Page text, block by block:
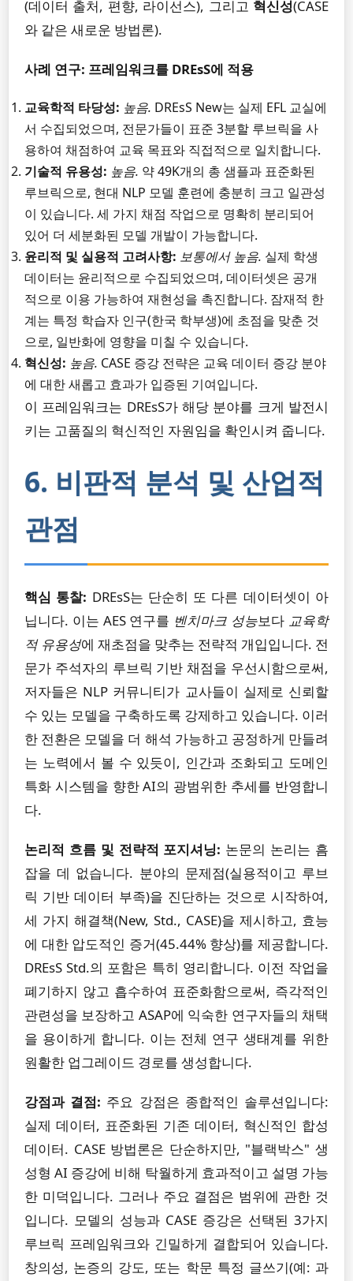
(데이터 출처, 편향, 라이선스), 그리고 혁신성(CASE
와 같은 새로운 방법론).
사례 연구: 프레임워크를 DREsS에 적용
교육학적 타당성: 높음. DREsS New는 실제 EFL 교실에
서 수집되었으며, 전문가들이 표준 3분할 루브릭을 사
용하여 채점하여 교육 목표와 직접적으로 일치합니다.
기술적 유용성: 높음. 약 49K개의 총 샘플과 표준화된
루브릭으로, 현대 NLP 모델 훈련에 충분히 크고 일관성
이 있습니다. 세 가지 채점 작업으로 명확히 분리되어
있어 더 세분화된 모델 개발이 가능합니다.
윤리적 및 실용적 고려사항: 보통에서 높음. 실제 학생
데이터는 윤리적으로 수집되었으며, 데이터셋은 공개
적으로 이용 가능하여 재현성을 촉진합니다. 잠재적 한
계는 특정 학습자 인구(한국 학부생)에 초점을 맞춘 것
으로, 일반화에 영향을 미칠 수 있습니다.
혁신성: 높음. CASE 증강 전략은 교육 데이터 증강 분야
에 대한 새롭고 효과가 입증된 기여입니다.
이 프레임워크는 DREsS가 해당 분야를 크게 발전시
키는 고품질의 혁신적인 자원임을 확인시켜 줍니다.
6. 비판적 분석 및 산업적
관점
핵심 통찰: DREsS는 단순히 또 다른 데이터셋이 아
닙니다. 이는 AES 연구를 벤치마크 성능보다 교육학
적 유용성에 재초점을 맞추는 전략적 개입입니다. 전
문가 주석자의 루브릭 기반 채점을 우선시함으로써,
저자들은 NLP 커뮤니티가 교사들이 실제로 신뢰할
수 있는 모델을 구축하도록 강제하고 있습니다. 이러
한 전환은 모델을 더 해석 가능하고 공정하게 만들려
는 노력에서 볼 수 있듯이, 인간과 조화되고 도메인
특화 시스템을 향한 AI의 광범위한 추세를 반영합니
다.
논리적 흐름 및 전략적 포지셔닝: 논문의 논리는 흠
잡을 데 없습니다. 분야의 문제점(실용적이고 루브
릭 기반 데이터 부족)을 진단하는 것으로 시작하여,
세 가지 해결책(New, Std., CASE)을 제시하고, 효능
에 대한 압도적인 증거(45.44% 향상)를 제공합니다.
DREsS Std.의 포함은 특히 영리합니다. 이전 작업을
폐기하지 않고 흡수하여 표준화함으로써, 즉각적인
관련성을 보장하고 ASAP에 익숙한 연구자들의 채택
을 용이하게 합니다. 이는 전체 연구 생태계를 위한
원활한 업그레이드 경로를 생성합니다.
강점과 결점: 주요 강점은 종합적인 솔루션입니다:
실제 데이터, 표준화된 기존 데이터, 혁신적인 합성
데이터. CASE 방법론은 단순하지만, "블랙박스" 생
성형 AI 증강에 비해 탁월하게 효과적이고 설명 가능
한 미덕입니다. 그러나 주요 결점은 범위에 관한 것
입니다. 모델의 성능과 CASE 증강은 선택된 3가지
루브릭 프레임워크와 긴밀하게 결합되어 있습니다.
창의성, 논증의 강도, 또는 학문 특정 글쓰기(예: 과